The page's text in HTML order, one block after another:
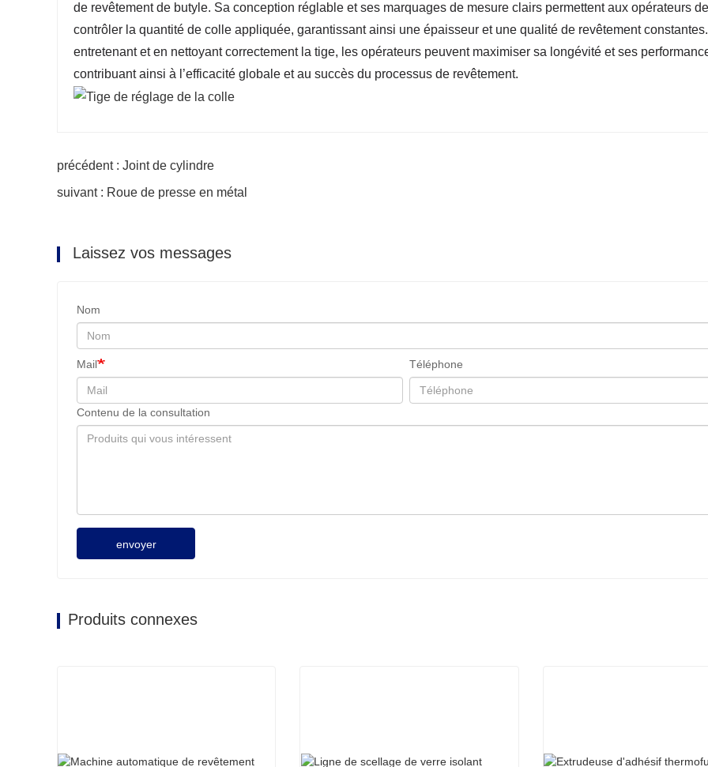
de revêtement de butyle. Sa conception réglable et ses marquages ​​de mesure clairs permettent aux opérateurs de
contrôler la quantité de colle appliquée, garantissant ainsi une épaisseur et une qualité de revêtement
entretenant et en nettoyant correctement la tige, les opérateurs peuvent maximiser sa longévité et ses
contribuant ainsi à l’efficacité globale et au succès du processus de revêtement.
précédent : Joint de cylindre
suivant : Roue de presse en métal
Laissez vos messages
Nom
Mail Téléphone
Contenu de la consultation
envoyer
Produits connexes